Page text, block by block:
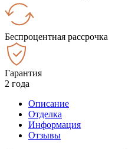
Беспроцентная рассрочка
Гарантия
2 года
Описание
Отделка
Информация
Отзывы